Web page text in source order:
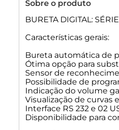
Sobre o produto
BURETA DIGITAL:
Características gerais:
Bureta automática de
Ótima opção para
Sensor de
Possibilidade de
Indicação do volume
Visualização de curvas
Interface RS 232 e 02
Disponibilidade para